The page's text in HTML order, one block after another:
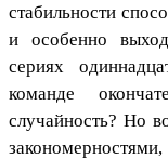
стабильности
и особенно
сериях
команде
случайность? Но